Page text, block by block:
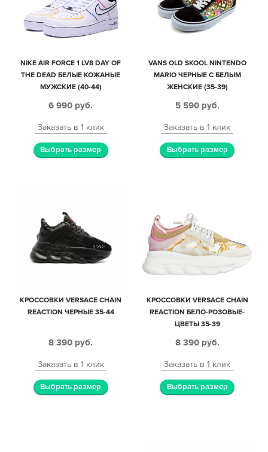
NIKE AIR FORCE 1 LV8 DAY OF
THE DEAD БЕЛЫЕ КОЖАНЫЕ
МУЖСКИЕ (40-44)
6 990 руб.
Заказать в 1 клик
Выбрать размер
VANS OLD SKOOL NINTENDO
MARIO ЧЕРНЫЕ С БЕЛЫМ
ЖЕНСКИЕ (35-39)
5 590 руб.
Заказать в 1 клик
Выбрать размер
КРОССОВКИ VERSACE CHAIN
REACTION ЧЕРНЫЕ 35-44
8 390 руб.
Заказать в 1 клик
Выбрать размер
КРОССОВКИ VERSACE CHAIN
REACTION БЕЛО-РОЗОВЫЕ-
ЦВЕТЫ 35-39
8 390 руб.
Заказать в 1 клик
Выбрать размер